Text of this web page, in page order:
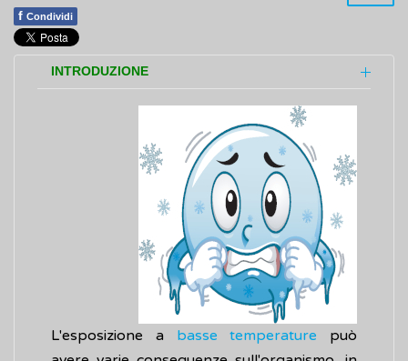
f Condividi
INTRODUZIONE
L'esposizione a basse temperature può